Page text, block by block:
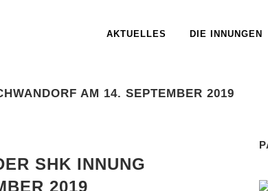
AKTUELLES DIE INNUNGEN
AM 14. SEPTEMBER 2019
SHK INNUNG
2019